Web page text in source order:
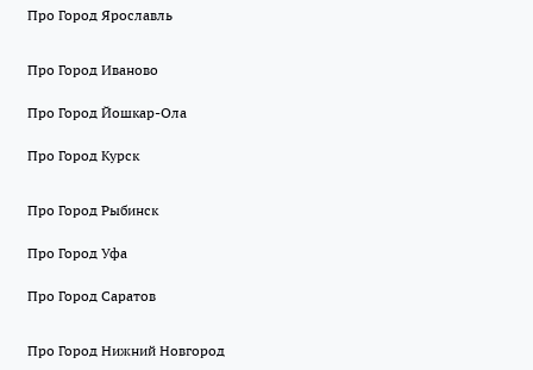
Про Город Ярославль
Про Город Иваново
Про Город Йошкар-Ола
Про Город Курск
Про Город Рыбинск
Про Город Уфа
Про Город Саратов
Про Город Нижний Новгород